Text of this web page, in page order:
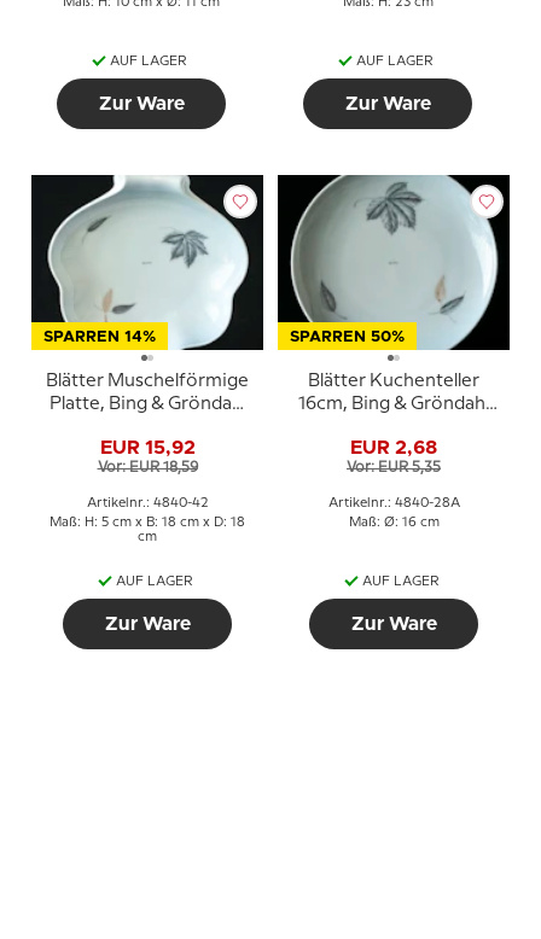
Maß: H: 10 cm x Ø: 11 cm
AUF LAGER
Zur Ware
Maß: H: 23 cm
AUF LAGER
Zur Ware
SPARREN 14%
Blätter Muschelförmige
Platte, Bing & Gröndahl
EUR 15,92
Vor: EUR 18,59
Artikelnr.: 4840-42
Maß: H: 5 cm x B: 18 cm x D: 18
cm
AUF LAGER
Zur Ware
SPARREN 50%
Blätter Kuchenteller
16cm, Bing & Gröndahl
EUR 2,68
Vor: EUR 5,35
Artikelnr.: 4840-28A
Maß: Ø: 16 cm
AUF LAGER
Zur Ware